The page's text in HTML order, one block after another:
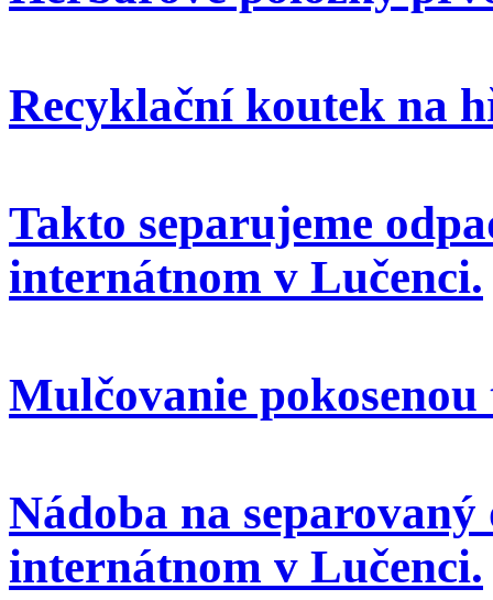
Recyklační koutek na
Takto separujeme
internátnom v Lučenci.
Mulčovanie
Nádoba na
internátnom v Lučenci.